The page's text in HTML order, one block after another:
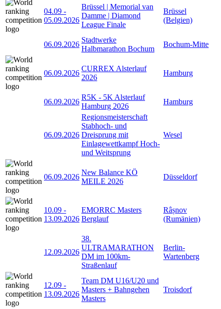
04.09 -
05.09.2026
Brüssel | Memorial van
Damme | Diamond
League Finale
Brüssel
(Belgien)
06.09.2026
Stadtwerke
Halbmarathon Bochum
Bochum-Mitte
06.09.2026
CURREX Alsterlauf
2026
Hamburg
06.09.2026
R5K - 5K Alsterlauf
Hamburg 2026
Hamburg
06.09.2026
Regionsmeisterschaft
Stabhoch- und
Dreisprung mit
Einlagewettkampf Hoch-
und Weitsprung
Wesel
06.09.2026
New Balance KÖ
MEILE 2026
Düsseldorf
10.09 -
13.09.2026
EMORRC Masters
Berglauf
Râșnov
(Rumänien)
12.09.2026
38.
ULTRAMARATHON
DM im 100km-
Straßenlauf
Berlin-
Wartenberg
12.09 -
13.09.2026
Team DM U16/U20 und
Masters + Bahngehen
Masters
Troisdorf